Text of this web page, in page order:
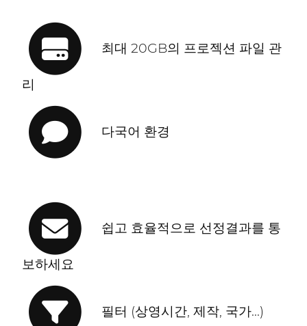
최대 20GB의 프로젝션 파일 관
리
다국어 환경
쉽고 효율적으로 선정결과를 통
보하세요
필터 (상영시간, 제작, 국가...)